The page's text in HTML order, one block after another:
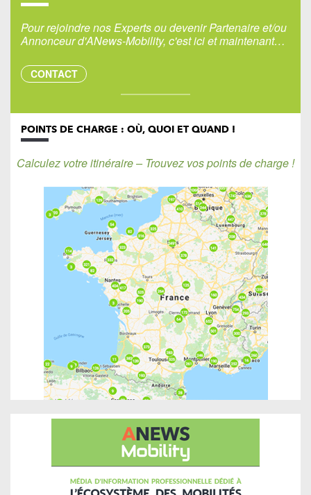
Pour rejoindre nos Experts ou devenir Partenaire et/ou
Annonceur d'ANews-Mobility, c'est ici et maintenant…
CONTACT
POINTS DE CHARGE : OÙ, QUOI ET QUAND !
Calculez votre itinéraire – Trouvez vos points de charge !